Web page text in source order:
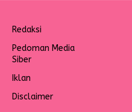
Redaksi
Pedoman Media
Siber
Iklan
Disclaimer